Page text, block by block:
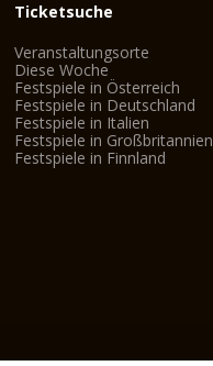
Ticketsuche
Veranstaltungsorte
Diese Woche
Festspiele in Österreich
Festspiele in Deutschland
Festspiele in Italien
Festspiele in Großbritannien
Festspiele in Finnland